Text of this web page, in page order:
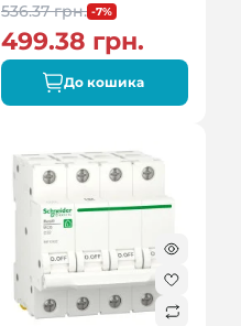
536.37 грн. -7%
499.38 грн.
До кошика